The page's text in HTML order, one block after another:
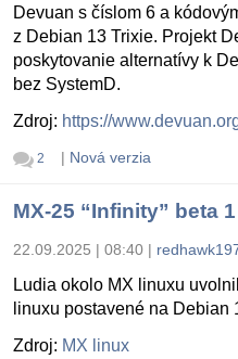
Devuan s číslom 6 a
z Debian 13 Trixie. Projekt
poskytovanie alternatívy k
bez SystemD.
Zdroj: https://
2 | Nová verzia
MX-25 “Infinity” beta 1
22.09.2025 | 08:40 |
Ludia okolo MX linuxu
linuxu postavené na Debian
Zdroj: MX linux